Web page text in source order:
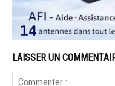
LAISSER UN